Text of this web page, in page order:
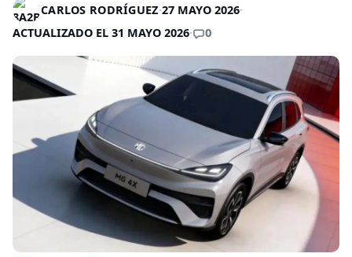
CARLOS RODRÍGUEZ·27 MAYO 2026·
ACTUALIZADO EL 31 MAYO 2026· 0